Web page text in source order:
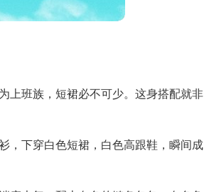
上班族，短裙必不可少。这身搭配就非
，下穿白色短裙，白色高跟鞋，瞬间成